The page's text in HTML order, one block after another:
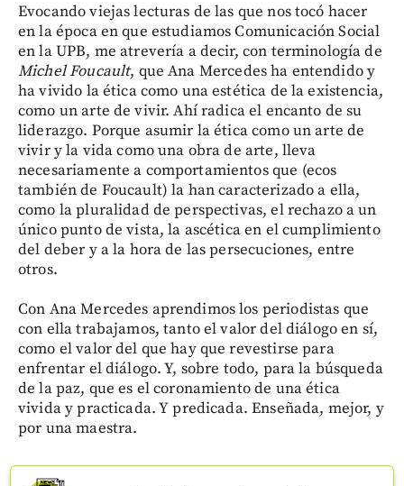
Evocando viejas lecturas de las que nos tocó hacer
en la época en que estudiamos Comunicación Social
en la UPB, me atrevería a decir, con terminología de
Michel Foucault, que Ana Mercedes ha entendido y
ha vivido la ética como una estética de la existencia,
como un arte de vivir. Ahí radica el encanto de su
liderazgo. Porque asumir la ética como un arte de
vivir y la vida como una obra de arte, lleva
necesariamente a comportamientos que (ecos
también de Foucault) la han caracterizado a ella,
como la pluralidad de perspectivas, el rechazo a un
único punto de vista, la ascética en el cumplimiento
del deber y a la hora de las persecuciones, entre
otros.
Con Ana Mercedes aprendimos los periodistas que
con ella trabajamos, tanto el valor del diálogo en sí,
como el valor del que hay que revestirse para
enfrentar el diálogo. Y, sobre todo, para la búsqueda
de la paz, que es el coronamiento de una ética
vivida y practicada. Y predicada. Enseñada, mejor, y
por una maestra.